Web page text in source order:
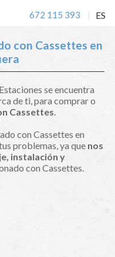
672 115 393 ES
con Cassettes en
se encuentra
de ti, para comprar o
Cassettes.
con Cassettes en
problemas, ya que nos
instalación y
con Cassettes.